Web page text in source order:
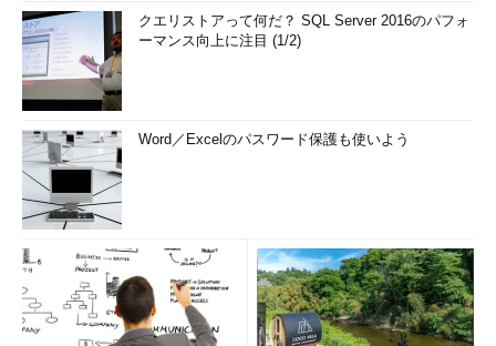
クエリストアって何だ？ SQL Server 2016のパフォ
ーマンス向上に注目 (1/2)
Word／Excelのパスワード保護も使いよう